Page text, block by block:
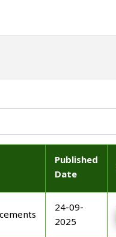
Published
Date
24-09-
2025